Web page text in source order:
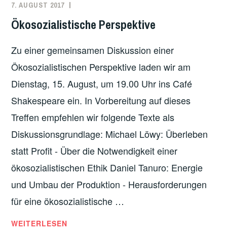
KÜRZUNGSPOLITIK
IN
DROHT
7. AUGUST 2017
VERANSTALTUNGEN ,
VERGANGENE
Ökosozialistische Perspektive
Zu einer gemeinsamen Diskussion einer
Ökosozialistischen Perspektive laden wir am
Dienstag, 15. August, um 19.00 Uhr ins Café
Shakespeare ein. In Vorbereitung auf dieses
Treffen empfehlen wir folgende Texte als
Diskussionsgrundlage: Michael Löwy: Überleben
statt Profit - Über die Notwendigkeit einer
ökosozialistischen Ethik Daniel Tanuro: Energie
und Umbau der Produktion - Herausforderungen
für eine ökosozialistische …
ÖKOSOZIALISTISCHE
WEITERLESEN